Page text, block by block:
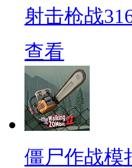
射击枪战
查看
僵尸作战模